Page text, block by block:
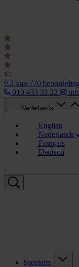
9.2 van 770
010 433 33 22
Nederlands
English
Nederlands
Français
Deutsch
Sprekers